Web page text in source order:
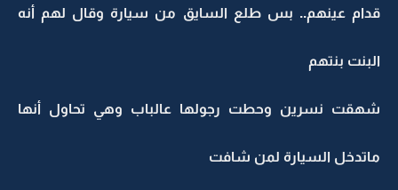
قدام عينهم.. بس طلع السايق من سيارة وقال لهم أنه
البنت بنتهم
شهقت نسرين وحطت رجولها عالباب وهي تحاول أنها
ماتدخل السيارة لمن شافت